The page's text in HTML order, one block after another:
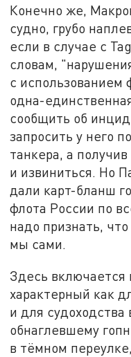
Конечно же,
судно, грубо
если в случае с
словам,
с использованием
одна-
сообщить об
запросить у него
танкера, а
и извиниться. Но
дали карт-бланш
флота России по
надо признать,
мы сами.
Здесь включается
характерный как
и для
обнаглевшему
в тёмном